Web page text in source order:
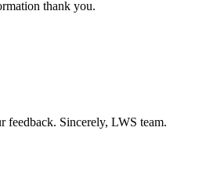
thank you.
feedback. Sincerely, LWS team.